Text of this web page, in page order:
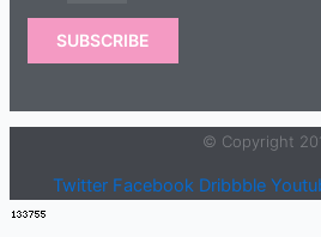
SUBSCRIBE
© Copyright
Twitter Facebook Dribbble